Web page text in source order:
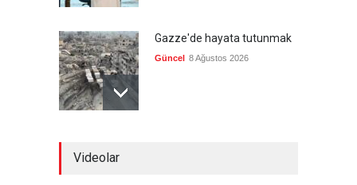
Gazze'de hayata tutunmak
Güncel 8 Ağustos 2026
Videolar